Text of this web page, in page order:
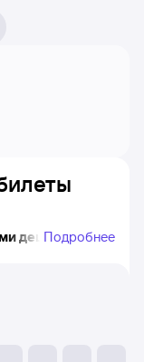
дешёвыми
билетов
Подробнее